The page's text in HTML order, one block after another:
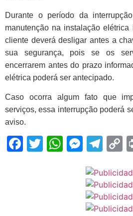
Durante o período da
manutenção na instalação
cliente deverá desligar antes a
sua segurança, pois se os
encerrarem antes do prazo
elétrica poderá ser antecipado.
Caso ocorra algum fato que
serviços, essa interrupção poderá
aviso.
Facebook
Twitter